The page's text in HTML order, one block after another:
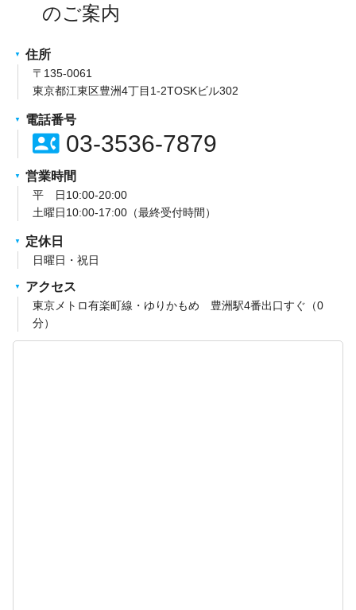
住所
〒135-0061
東京都江東区豊洲4丁目1-2TOSKビル302
電話番号
contact_phone03-3536-7879
営業時間
平 日10:00-20:00
土曜日10:00-17:00（最終受付時間）
定休日
日曜日・祝日
アクセス
東京メトロ有楽町線・ゆりかもめ 豊洲駅4番出口すぐ（0
分）